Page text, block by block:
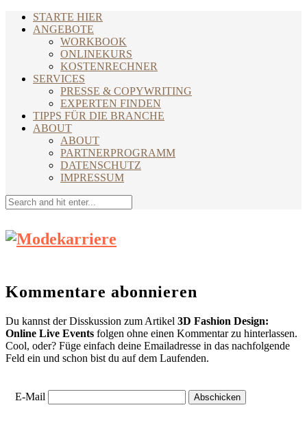
STARTE HIER
ANGEBOTE
WORKBOOK
ONLINEKURS
KOSTENRECHNER
SERVICES
PRESSE & COPYWRITING
EXPERTEN FINDEN
TIPPS FÜR DIE BRANCHE
ABOUT
ABOUT
PARTNERPROGRAMM
DATENSCHUTZ
IMPRESSUM
Kommentare abonnieren
Du kannst der Disskussion zum Artikel 3D Fashion Design:
Online Live Events folgen ohne einen Kommentar zu hinterlassen.
Cool, oder? Füge einfach deine Emailadresse in das nachfolgende
Feld ein und schon bist du auf dem Laufenden.
E-Mail